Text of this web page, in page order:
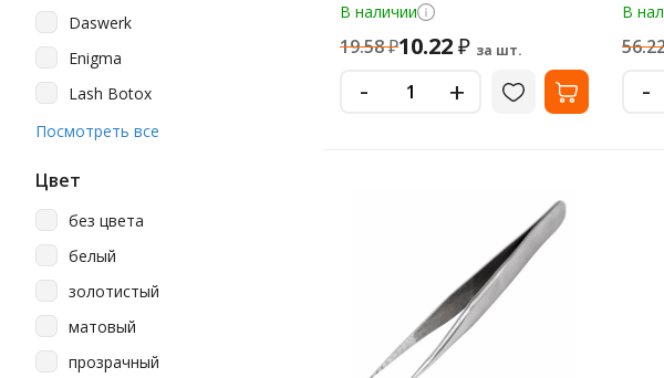
Daswerk
Enigma
Lash Botox
Levissime
Посмотреть все
Цвет
без цвета
белый
золотистый
матовый
прозрачный
В наличии
19.58₽10.22₽ за шт.
- +
В
-